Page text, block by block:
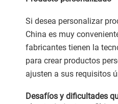
Si desea personalizar
China es muy
fabricantes tienen la
para crear productos
ajusten a sus requisitos
Desafíos y dificultades